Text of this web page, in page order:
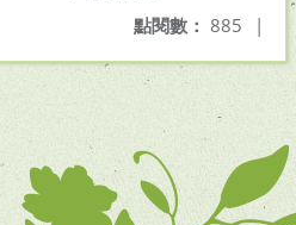
點閱數： 885 |